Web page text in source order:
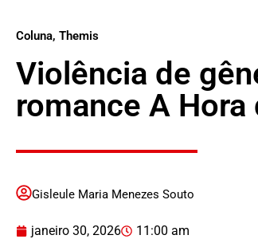
Coluna, Themis
Violência de
romance A Hora
Gisleule Maria Menezes Souto
janeiro 30, 2026 11:00 am